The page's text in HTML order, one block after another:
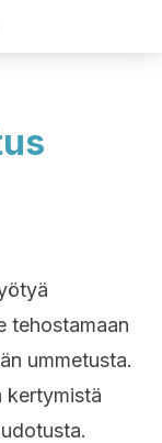
tehostamaan
ummetusta.
kertymistä